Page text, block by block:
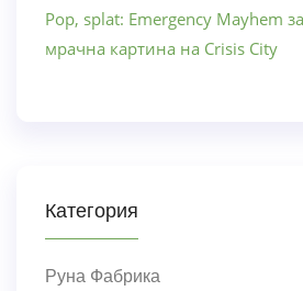
Pop, splat: Emergency Mayhem
мрачна картина на Crisis City
Категория
Руна Фабрика